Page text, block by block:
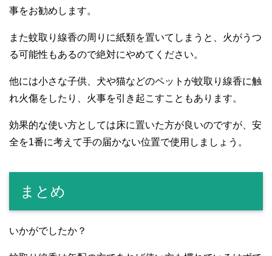
事をお勧めします。
また蚊取り線香の周りに紙類を置いてしまうと、火がうつ
る可能性もあるので絶対にやめてください。
他には小さな子供、犬や猫などのペットが蚊取り線香に触
れ火傷をしたり、火事を引き起こすこともあります。
効果的な使い方としては床に置いた方が良いのですが、安
全を1番に考えて手の届かない位置で使用しましょう。
まとめ
いかがでしたか？